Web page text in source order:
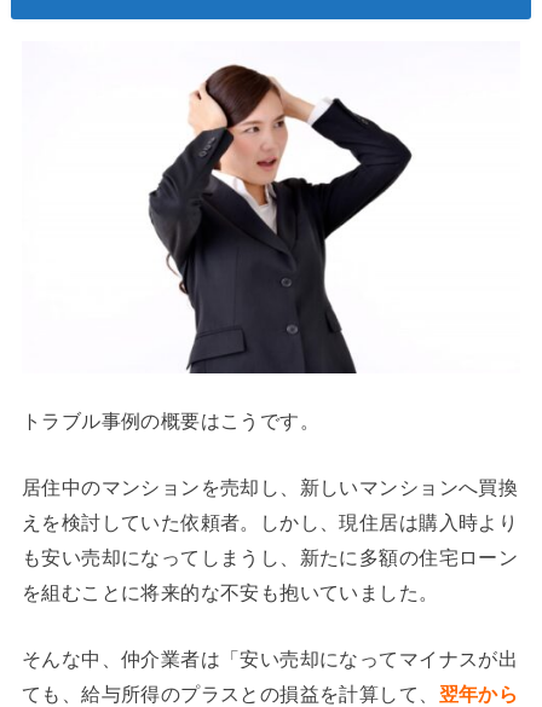
トラブル事例の概要はこうです。
居住中のマンションを売却し、新しいマンションへ買換
えを検討していた依頼者。しかし、現住居は購入時より
も安い売却になってしまうし、新たに多額の住宅ローン
を組むことに将来的な不安も抱いていました。
そんな中、仲介業者は「安い売却になってマイナスが出
ても、給与所得のプラスとの損益を計算して、 翌年から